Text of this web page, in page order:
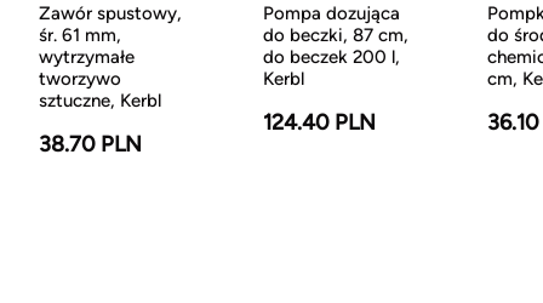
Zawór spustowy,
śr. 61 mm,
wytrzymałe
tworzywo
sztuczne, Kerbl
38.70 PLN
Pompa dozująca
do beczki, 87 cm,
do beczek 200 l,
Kerbl
124.40 PLN
do
cm,